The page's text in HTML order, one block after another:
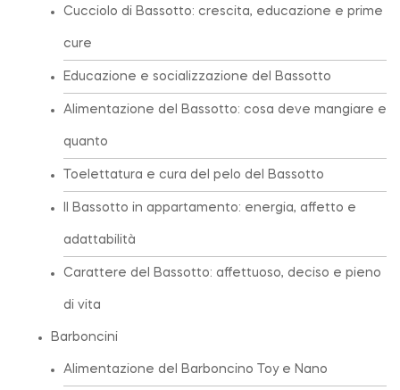
Cucciolo di Bassotto: crescita, educazione e prime
cure
Educazione e socializzazione del Bassotto
Alimentazione del Bassotto: cosa deve mangiare e
quanto
Toelettatura e cura del pelo del Bassotto
Il Bassotto in appartamento: energia, affetto e
adattabilità
Carattere del Bassotto: affettuoso, deciso e pieno
di vita
Barboncini
Alimentazione del Barboncino Toy e Nano